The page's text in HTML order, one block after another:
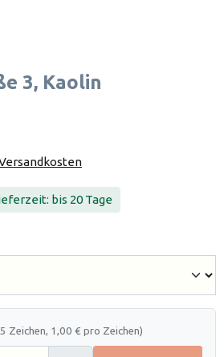
3, Kaolin
bis 20 Tage
Zeichen, 1,00 € pro Zeichen)